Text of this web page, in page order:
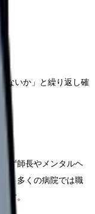
ないか」と繰り返し確
ず師長やメンタルヘ
。多くの病院では職
す。